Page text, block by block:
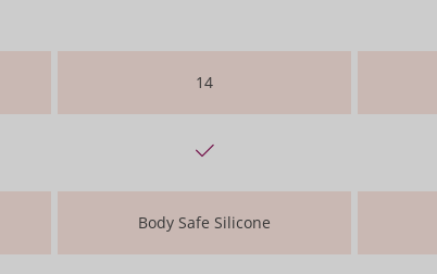
14
Body Safe Silicone